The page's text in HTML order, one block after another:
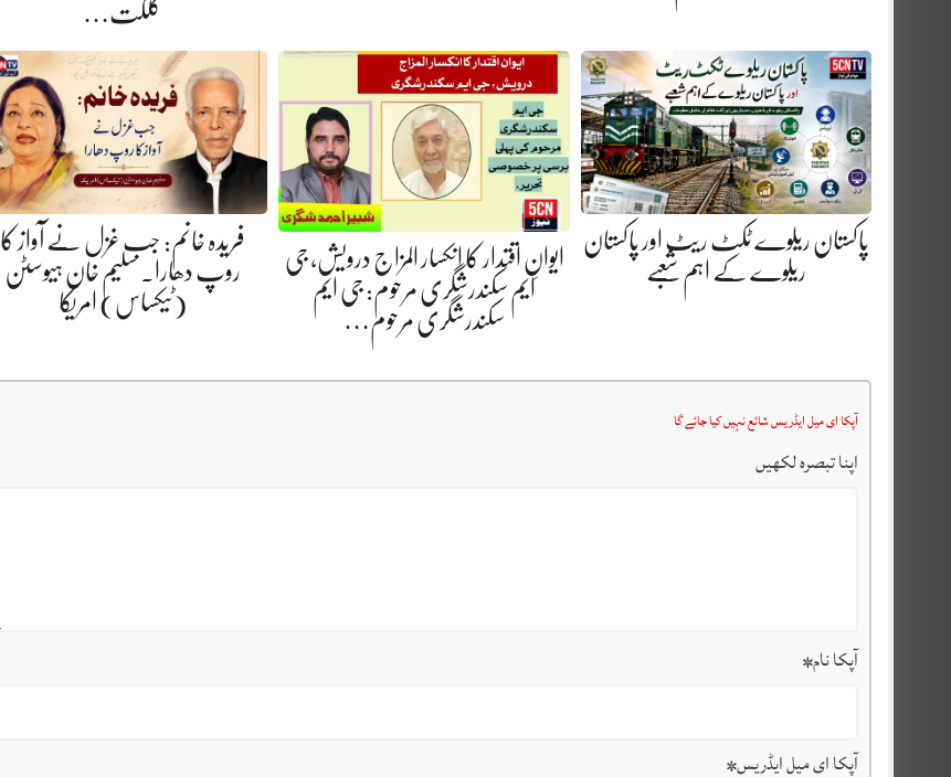
گلگت…
پاکستان ریلوے ٹکٹ ریٹ اور پاکستان
ریلوے کے اہم شعبے
ایوانِ اقتدار کا انکسار المزاج درویش، جی
ایم سکندرشگری مرحوم: جی ایم
سکندرشگری مرحوم…
فریدہ خانم: جب غزل نے آواز کا
روپ دھارا. سلیم خان ہیوسٹن
(ٹیکساس) امریکا
آپکا ای میل ایڈریس شائع نہیں کیا جائے گا
اپنا تبصرہ لکھیں
آپکا نام*
آپکا ای میل ایڈریس*